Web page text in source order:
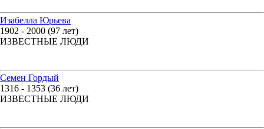
Изабелла Юрьева
1902 - 2000 (97 лет)
ИЗВЕСТНЫЕ ЛЮДИ
Семен Гордый
1316 - 1353 (36 лет)
ИЗВЕСТНЫЕ ЛЮДИ